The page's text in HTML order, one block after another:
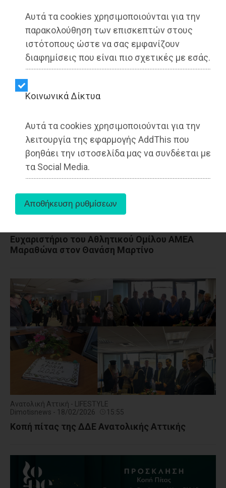
Αυτά τα cookies χρησιμοποιούνται για την
παρακολούθηση των επισκεπτών στους
ιστότοπους ώστε να σας εμφανίζουν
διαφημίσεις που είναι πιο σχετικές με εσάς.
Kοινωνικά Δίκτυα
Αυτά τα cookies χρησιμοποιούνται για την
λειτουργία της εφαρμογής AddThis που
βοηθάει την ιστοσελίδα μας να συνδέεται με
τα Social Media.
Μαραθώνας - LIFESTYLE
Ευχαριστήριο του Αθλητικού Ομίλου ΑΜΕΑ
Μαραθώνα στον Θανάση Μαρτίνο
Ανατολική Αττική - LIFESTYLE
Dimotisnews - 18/02/2026
15:55
Kοπή πίτας της ΔΔΕ Ανατολικής Αττικής